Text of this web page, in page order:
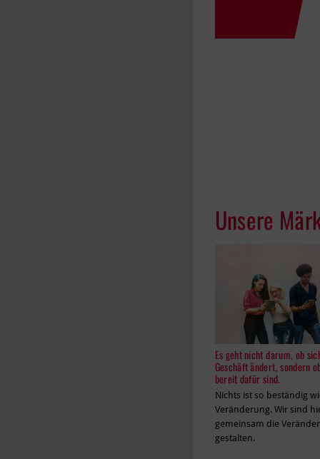
Unsere
Es geht nicht darum, ob
Geschäft ändert, sondern
bereit dafür sind.
Nichts ist so beständig
Veränderung. Wir sind
gemeinsam die
gestalten.